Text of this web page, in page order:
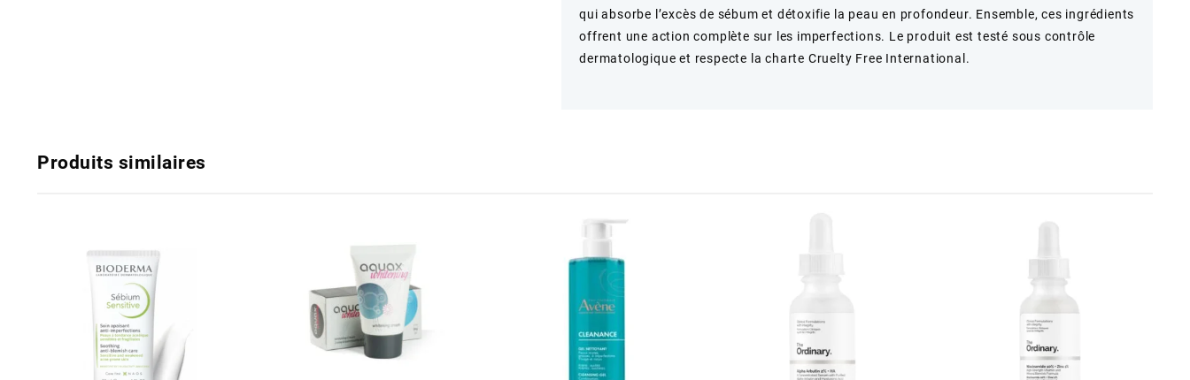
qui absorbe l’excès de sébum et détoxifie la peau en profondeur. Ensemble, ces ingrédients
offrent une action complète sur les imperfections. Le produit est testé sous contrôle
dermatologique et respecte la charte Cruelty Free International.
Produits similaires